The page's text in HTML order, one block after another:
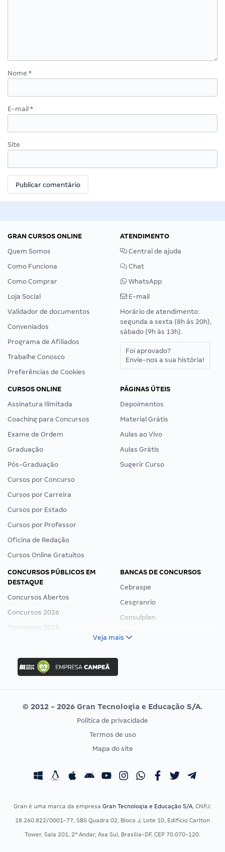
Nome *
E-mail *
Site
GRAN CURSOS ONLINE
Quem Somos
Como Funciona
Como Comprar
Loja Social
Validador de documentos
Conveniados
Programa de Afiliados
Trabalhe Conosco
Preferências de Cookies
ATENDIMENTO
Central de ajuda
Chat
WhatsApp
E-mail
Horário de atendimento:
segunda a sexta (8h às 20h),
sábado (9h às 13h).
Foi aprovado?
Envie-nos a sua história!
CURSOS ONLINE
Assinatura Ilimitada
Coaching para Concursos
Exame de Ordem
Graduação
Pós-Graduação
Cursos por Concurso
Cursos por Carreira
Cursos por Estado
Cursos por Professor
Oficina de Redação
Cursos Online Gratuitos
PÁGINAS ÚTEIS
Depoimentos
Material Grátis
Aulas ao Vivo
Aulas Grátis
Sugerir Curso
CONCURSOS PÚBLICOS EM
DESTAQUE
Concursos Abertos
Concursos 2026
Concursos 2025
Concurso Ibama
Concurso MPU
Editais publicados
BANCAS DE CONCURSOS
Cebraspe
Cesgranrio
Consulplan
Vunesp
CONCURSOS POR PROFISSÃO
Concursos Fiscais
Concursos Saúde
EXAME DE ORDEM
Calendário OAB
Veja mais
© 2012 - 2026 Gran Tecnologia e Educação S/A.
Política de privacidade
Termos de uso
Mapa do site
Gran é uma marca da empresa Gran Tecnologia e Educação S/A, CNPJ:
18.260.822/0001-77, SBS Quadra 02, Bloco J, Lote 10, Edifício Carlton
Tower, Sala 201, 2º Andar, Asa Sul, Brasília-DF, CEP 70.070-120.